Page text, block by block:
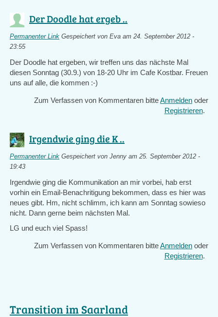
Der Doodle hat ergeb ..
Permanenter Link Gespeichert von Eva am 24. September 2012 -
23:55
Der Doodle hat ergeben, wir treffen uns das nächste Mal
diesen Sonntag (30.9.) von 18-20 Uhr im Cafe Kostbar. Freuen
uns auf alle, die kommen :-)
Zum Verfassen von Kommentaren bitteAnmelden oder
Registrieren.
Irgendwie ging die K ..
Permanenter Link Gespeichert von Jenny am 25. September 2012 -
19:43
Irgendwie ging die Kommunikation an mir vorbei, hab erst
vorhin ein Email-Benachritigung bekommen, dass es hier was
neues gibt. Hm, nicht schlimm, ich kann am Sonntag sowieso
nicht. Dann gerne beim nächsten Mal.
LG und euch viel Spass!
Zum Verfassen von Kommentaren bitteAnmelden oder
Registrieren.
Transition im Saarland